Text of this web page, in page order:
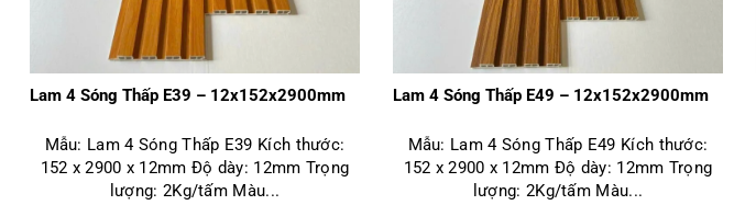
Lam 4 Sóng Thấp E39 – 12x152x2900mm
Mẫu: Lam 4 Sóng Thấp E39 Kích thước:
152 x 2900 x 12mm Độ dày: 12mm Trọng
lượng: 2Kg/tấm Màu...
Lam 4 Sóng Thấp E49 – 12x152x2900mm
Mẫu: Lam 4 Sóng Thấp E49 Kích thước:
152 x 2900 x 12mm Độ dày: 12mm Trọng
lượng: 2Kg/tấm Màu...